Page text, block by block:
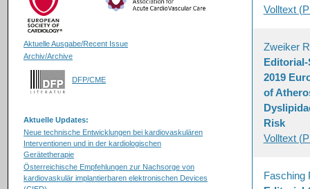
Aktuelle Ausgabe/Recent Issue
Archiv/Archive
DFP/CME
Aktuelle Updates:
Neue technische Entwicklungen bei kardiovaskulären
Interventionen und in der kardiologischen
Gerätetherapie
Österreichische Empfehlungen zur Nachsorge von
kardiovaskulär implantierbaren elektronischen Devices
Volltext
Zweiker R
Editorial-
2019
of
Risk
Volltext
Fasching